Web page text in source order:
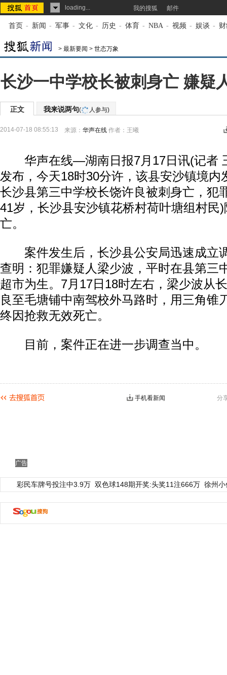
loading... 我的搜狐 邮件
首页 - 新闻 - 军事 - 文化 - 历史 - 体育 - NBA - 视频 - 娱谈 -
> 最新要闻 > 世态万象
长沙一中学校长被刺身亡 嫌疑
正文 我来说两句( 人参与)
2014-07-18 08:55:13 来源： 华声在线 作者：王曦
华声在线—湖南日报7月17日讯(记者
发布，今天18时30分许，该县安沙镇境内
长沙县第三中学校长饶许良被刺身亡，犯
41岁，长沙县安沙镇花桥村荷叶塘组村民
亡。
案件发生后，长沙县公安局迅速成立
查明：犯罪嫌疑人梁少波，平时在县第三
超市为生。7月17日18时左右，梁少波从
良至毛塘铺中南驾校外马路时，用三角锥
终因抢救无效死亡。
目前，案件正在进一步调查当中。
分
手机看新闻
广告
彩民车牌号投注中3.9万 双色球148期开奖:头奖11注666万 徐州